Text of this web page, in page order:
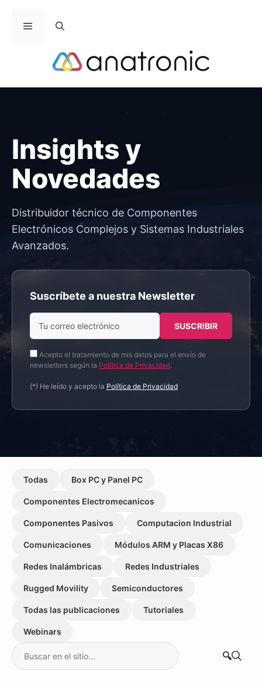
Menú
Insights y
Novedades
Distribuidor técnico de Componentes
Electrónicos Complejos y Sistemas Industriales
Avanzados.
Suscríbete a nuestra Newsletter
Acepto el tratamiento de mis datos para el envío de
newsletters según la Política de Privacidad.
(*) He leído y acepto la Política de Privacidad
Todas Box PC y Panel PC
Componentes Electromecanicos
Componentes Pasivos Computacion Industrial
Comunicaciones Módulos ARM y Placas X86
Redes Inalámbricas Redes Industriales
Rugged Movility Semiconductores
Todas las publicaciones Tutoriales
Webinars
Buscar: